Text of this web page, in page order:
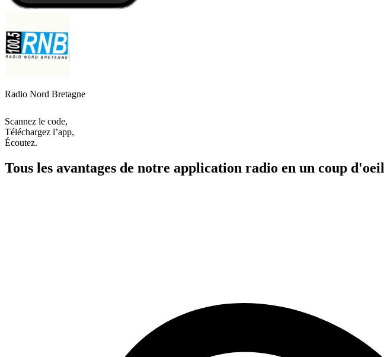
Radio Nord Bretagne
Scannez le code,
Téléchargez l’app,
Écoutez.
Tous les avantages de notre application radio en un coup d'oeil